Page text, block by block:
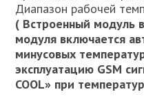
Диапазон рабочей
( Встроенный модуль
модуля включается
минусовых
эксплуатацию GSM
COOL» при